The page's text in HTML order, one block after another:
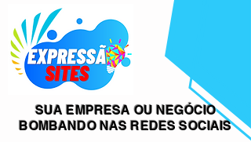
SUA EMPRESA OU NEGÓCIO
BOMBANDONAS REDES SOCIAIS